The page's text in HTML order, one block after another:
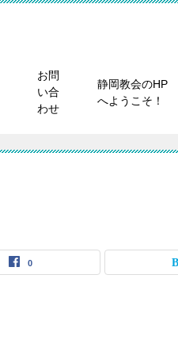
お問
い合
わせ
静岡教会のHP
へようこそ！
0